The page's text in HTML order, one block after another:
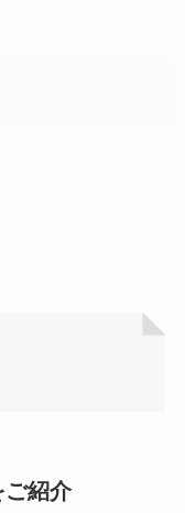
ご紹介